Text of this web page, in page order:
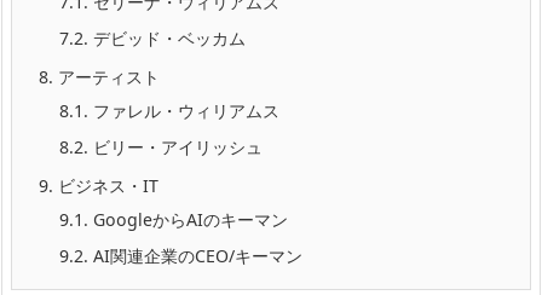
7.2. デビッド・ベッカム
8. アーティスト
8.1. ファレル・ウィリアムス
8.2. ビリー・アイリッシュ
9. ビジネス・IT
9.1. GoogleからAIのキーマン
9.2. AI関連企業のCEO/キーマン